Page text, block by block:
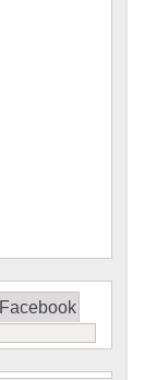
Facebook